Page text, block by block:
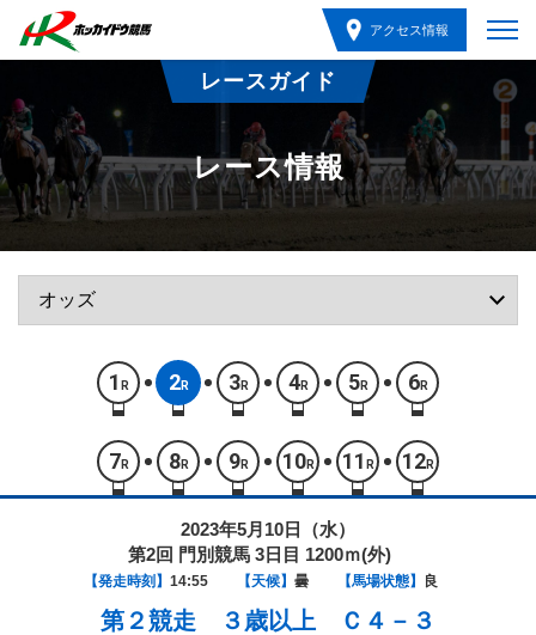
アクセス情報
レースガイド
レース情報
1 R 2R 3R 4R 5R 6R
7 R 8R 9R 10R 11 R 12R
2023年5月10日（水）
第2回 門別競馬 3日目 1200ｍ(外)
【発走時刻】 14:55 【天候】 曇 【馬場状態】 良
第２競走 ３歳以上 Ｃ４－３